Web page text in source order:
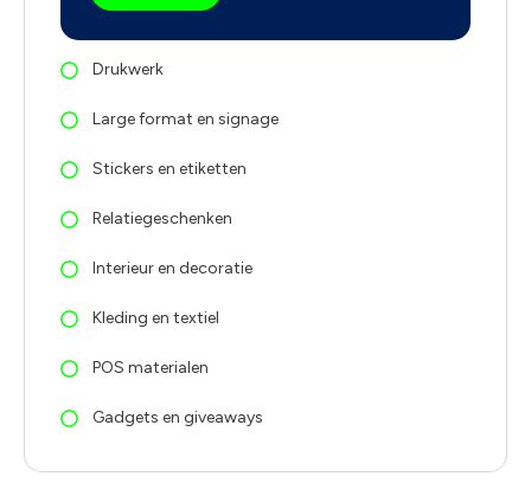
Drukwerk
Large format en signage
Stickers en etiketten
Relatiegeschenken
Interieur en decoratie
Kleding en textiel
POS materialen
Gadgets en giveaways